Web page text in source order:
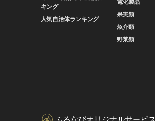
キング
人気自治体ランキング
電化製品
果実類
魚介類
野菜類